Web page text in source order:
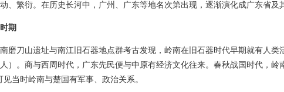
、繁衍。在历史长河中，广州、广东等地名次第出现，逐渐演化成广东省及
期
刀山遗址与南江旧石器地点群考古发现，岭南在旧石器时代早期就有人类
）。商与西周时代，广东先民便与中原有经济文化往来。春秋战国时代，
见当时岭南与楚国有军事、政治关系。